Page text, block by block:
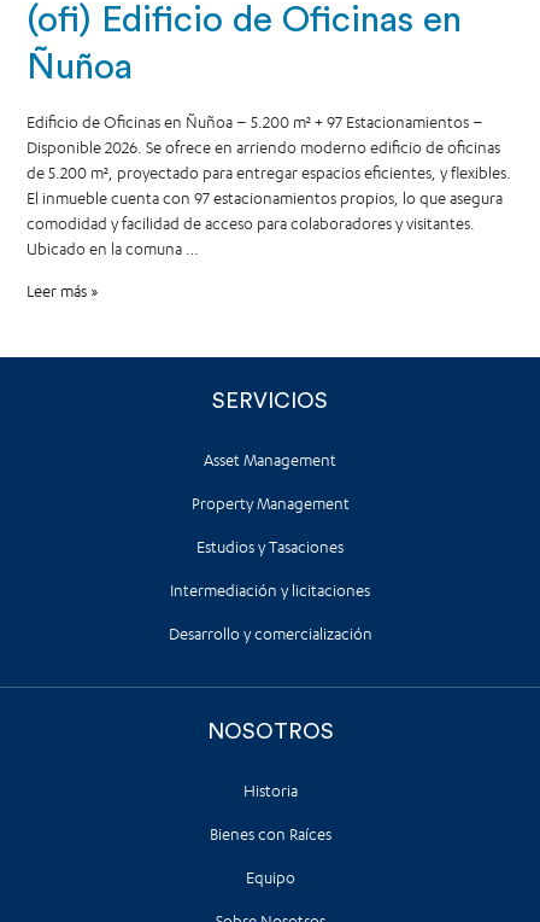
(ofi) Edificio de Oficinas en
Ñuñoa
Edificio de Oficinas en Ñuñoa – 5.200 m² + 97 Estacionamientos –
Disponible 2026. Se ofrece en arriendo moderno edificio de oficinas
de 5.200 m², proyectado para entregar espacios eficientes, y flexibles.
El inmueble cuenta con 97 estacionamientos propios, lo que asegura
comodidad y facilidad de acceso para colaboradores y visitantes.
Ubicado en la comuna …
Leer más »
SERVICIOS
Asset Management
Property Management
Estudios y Tasaciones
Intermediación y licitaciones
Desarrollo y comercialización
NOSOTROS
Historia
Bienes con Raíces
Equipo